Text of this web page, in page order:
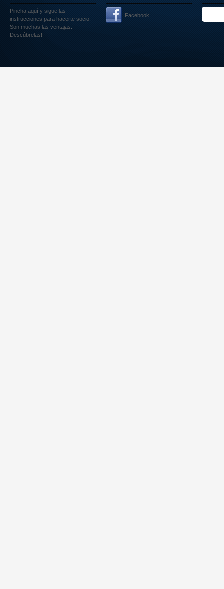
Pincha aquí y sigue las
instrucciones para hacerte socio.
Son muchas las ventajas.
Descúbrelas!
Facebook